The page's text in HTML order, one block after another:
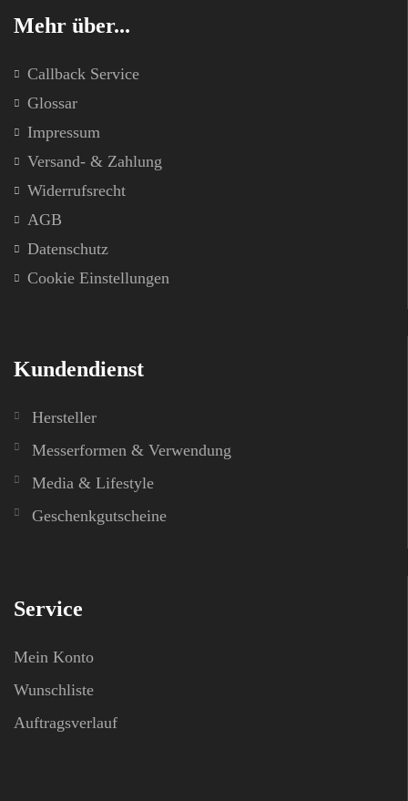
Mehr über...
Callback Service
Glossar
Impressum
Versand- & Zahlung
Widerrufsrecht
AGB
Datenschutz
Cookie Einstellungen
Kundendienst
Hersteller
Messerformen & Verwendung
Media & Lifestyle
Geschenkgutscheine
Service
Mein Konto
Wunschliste
Auftragsverlauf